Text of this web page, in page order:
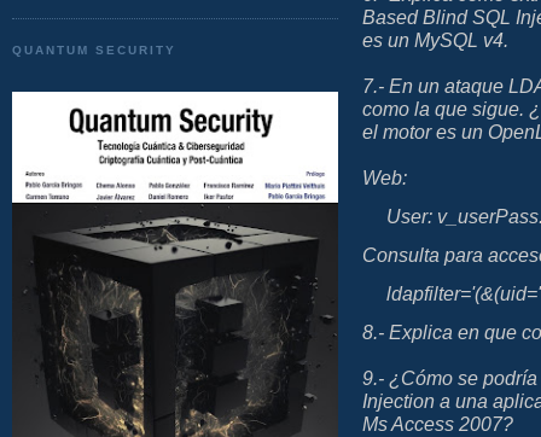
QUANTUM SECURITY
Based Blind SQL
es un MySQL v4.
7.- En un ataque
como la que sigue.
el motor es un
Web:
User: v_user
Consulta para
8.- Explica en que
9.- ¿Cómo se
Injection a una
Ms Access 2007?